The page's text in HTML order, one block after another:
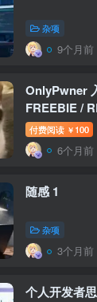
杂项
9个月前
OnlyPwner
FREEBIE /
WriteUp
付费阅读 ￥ 100
6个月前
随感 1
杂项
3个月前
个人开发者